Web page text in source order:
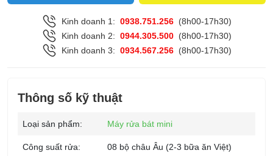
Kinh doanh 1: 0938.751.256 (8h00-17h30)
Kinh doanh 2: 0944.305.500 (8h00-17h30)
Kinh doanh 3: 0934.567.256 (8h00-17h30)
Thông số kỹ thuật
Loại sản phẩm: Máy rửa bát mini
Công suất rửa: 08 bộ châu Âu (2-3 bữa ăn Việt)